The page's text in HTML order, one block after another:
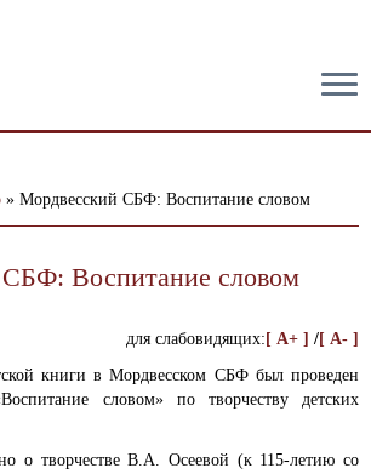
» Мордвесский СБФ: Воспитание словом
Воспитание словом
для слабовидящих: [ A+ ] /[ A- ]
книги в Мордвесском СБФ был проведен
словом» по творчеству детских
о творчестве В.А. Осеевой (к 115-летию со